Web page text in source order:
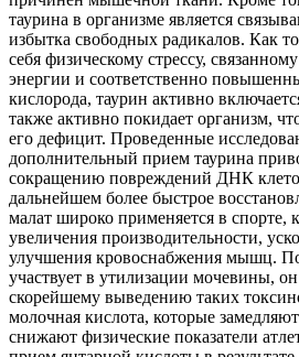
таурина в организме является
избытка свободных радикалов. Как
себя физическому стрессу,
энергии и соответственно
кислорода, таурин активно
также активно покидает организм,
его дефицит. Проведенные
дополнительный прием таурина
сокращению повреждений ДНК
дальнейшем более быстрое
малат широко применяется в спорте,
увеличения производительности,
улучшения кровоснабжения мышц.
участвует в утилизации мочевины, он
скорейшему выведению таких
молочная кислота, которые
снижают физические показатели